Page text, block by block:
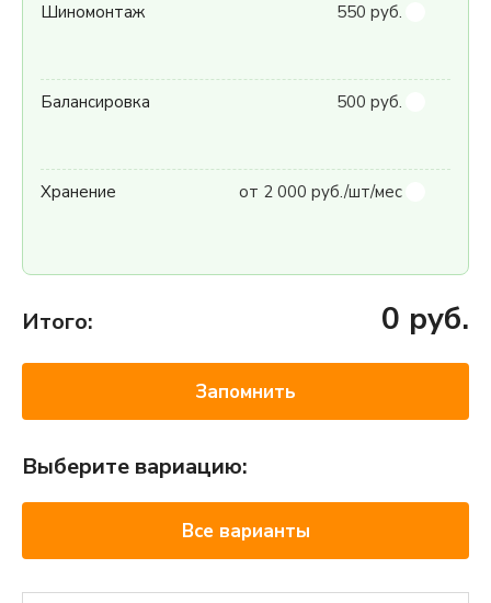
Шиномонтаж 550 руб.
Балансировка 500 руб.
Хранение от 2 000 руб./шт/мес
Итого: 0 руб.
Запомнить
Выберите вариацию:
Все варианты